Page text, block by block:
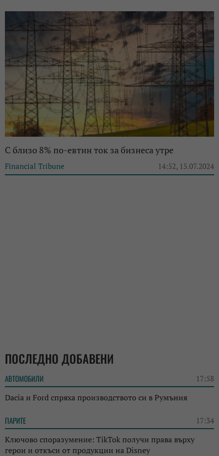
С близо 8% по-евтин ток за бизнеса утре
Financial Tribune 14:52, 15.07.2024
ПОСЛЕДНО ДОБАВЕНИ
АВТОМОБИЛИ 17:58
Dacia и Ford спряха производството си в Румъния
ПАРИТЕ 17:34
Ключово споразумение: TikTok получи права върху
герои и откъси от продукции на Disney